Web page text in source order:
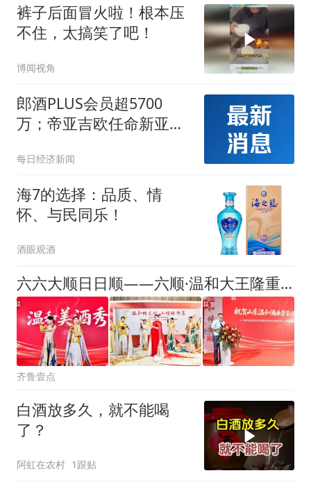
裤子后面冒火啦！根本压
不住，太搞笑了吧！
博闻视角
郎酒PLUS会员超5700
万；帝亚吉欧任命新亚太
基金壮大白酒实体产业丨
酒业早参
每日经济新闻
海7的选择：品质、情
怀、与民同乐！
酒眼观酒
六六大顺日日顺——六顺·温和大王隆重上市！
齐鲁壹点
白酒放多久，就不能喝
了？
阿虹在农村 1跟贴